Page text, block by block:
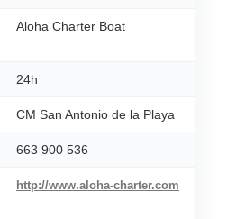
Aloha Charter Boat
24h
CM San Antonio de la Playa
663 900 536
http://www.aloha-charter.com